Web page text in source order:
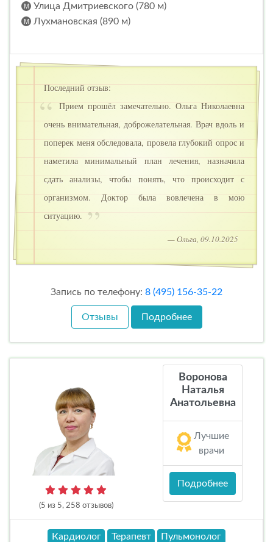
Улица Дмитриевского (780 м)
Лухмановская (890 м)
Последний отзыв:
Прием прошёл замечательно. Ольга Николаевна
очень внимательная, доброжелательная. Врач вдоль и
поперек меня обследовала, провела глубокий опрос и
наметила минимальный план лечения, назначила
сдать анализы, чтобы понять, что происходит с
организмом. Доктор была вовлечена в мою
ситуацию.
— Ольга, 09.10.2025
Запись по телефону: 8 (495) 156-35-22
Отзывы Подробнее
(5 из 5, 258 отзывов)
Воронова
Наталья
Анатольевна
Лучшие
врачи
Подробнее
Кардиолог Терапевт
Пульмонолог